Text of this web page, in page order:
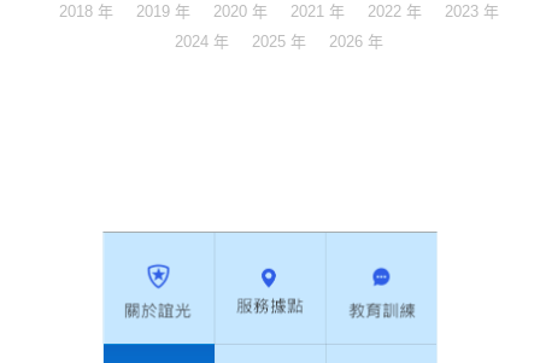
2018 年
2019 年 2020 年 2021 年 2022 年
2023 年
2024 年
2025 年 2026 年